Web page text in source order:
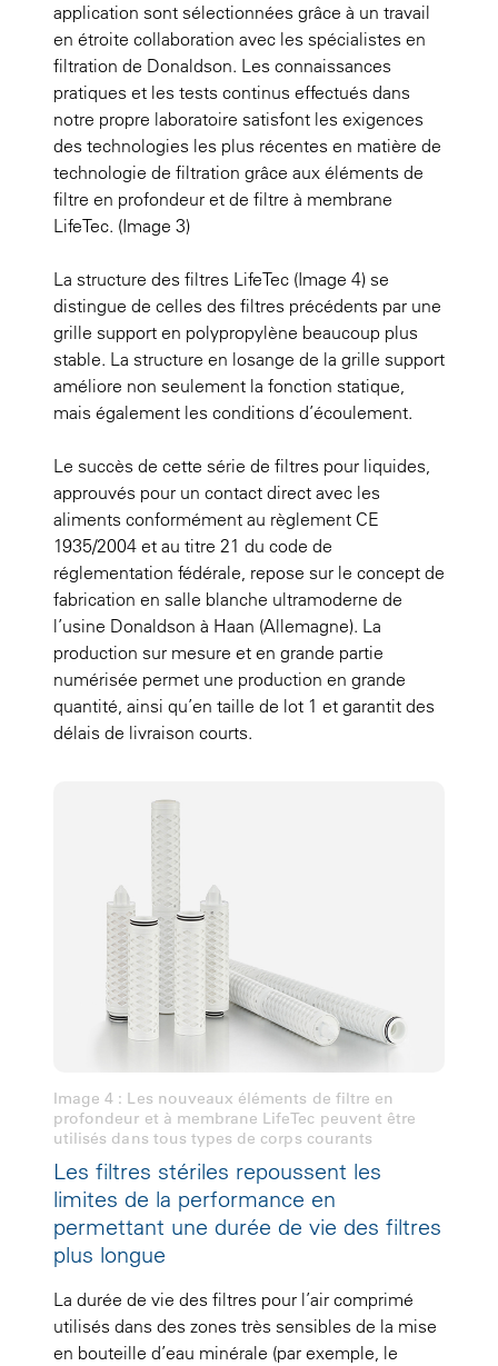
application sont sélectionnées grâce à un travail
en étroite collaboration avec les spécialistes en
filtration de Donaldson. Les connaissances
pratiques et les tests continus effectués dans
notre propre laboratoire satisfont les exigences
des technologies les plus récentes en matière de
technologie de filtration grâce aux éléments de
filtre en profondeur et de filtre à membrane
LifeTec. (Image 3)
La structure des filtres LifeTec (Image 4) se
distingue de celles des filtres précédents par une
grille support en polypropylène beaucoup plus
stable. La structure en losange de la grille support
améliore non seulement la fonction statique,
mais également les conditions d’écoulement.
Le succès de cette série de filtres pour liquides,
approuvés pour un contact direct avec les
aliments conformément au règlement CE
1935/2004 et au titre 21 du code de
réglementation fédérale, repose sur le concept de
fabrication en salle blanche ultramoderne de
l’usine Donaldson à Haan (Allemagne). La
production sur mesure et en grande partie
numérisée permet une production en grande
quantité, ainsi qu’en taille de lot 1 et garantit des
délais de livraison courts.
Image 4 : Les nouveaux éléments de filtre en
profondeur et à membrane LifeTec peuvent être
utilisés dans tous types de corps courants
Les filtres stériles repoussent les
limites de la performance en
permettant une durée de vie des filtres
plus longue
La durée de vie des filtres pour l’air comprimé
utilisés dans des zones très sensibles de la mise
en bouteille d’eau minérale (par exemple, le